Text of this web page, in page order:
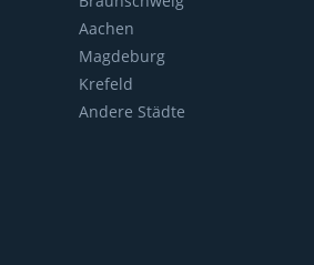
Aachen
Magdeburg
Krefeld
Andere Städte